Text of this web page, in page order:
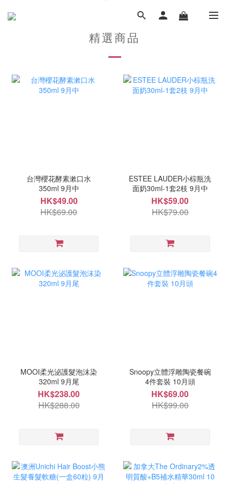
精選商品
台灣櫻花酵素漱口水
350ml 9月中
HK$49.00
HK$69.00
ESTEE LAUDER小棕瓶洗
面奶30ml-1套2枝 9月中
HK$59.00
HK$79.00
MOOI柔光泌護髮泡沫染
320ml 9月尾
HK$238.00
HK$288.00
Snoopy立體浮雕陶瓷餐碗
4件套裝 10月頭
HK$69.00
HK$99.00